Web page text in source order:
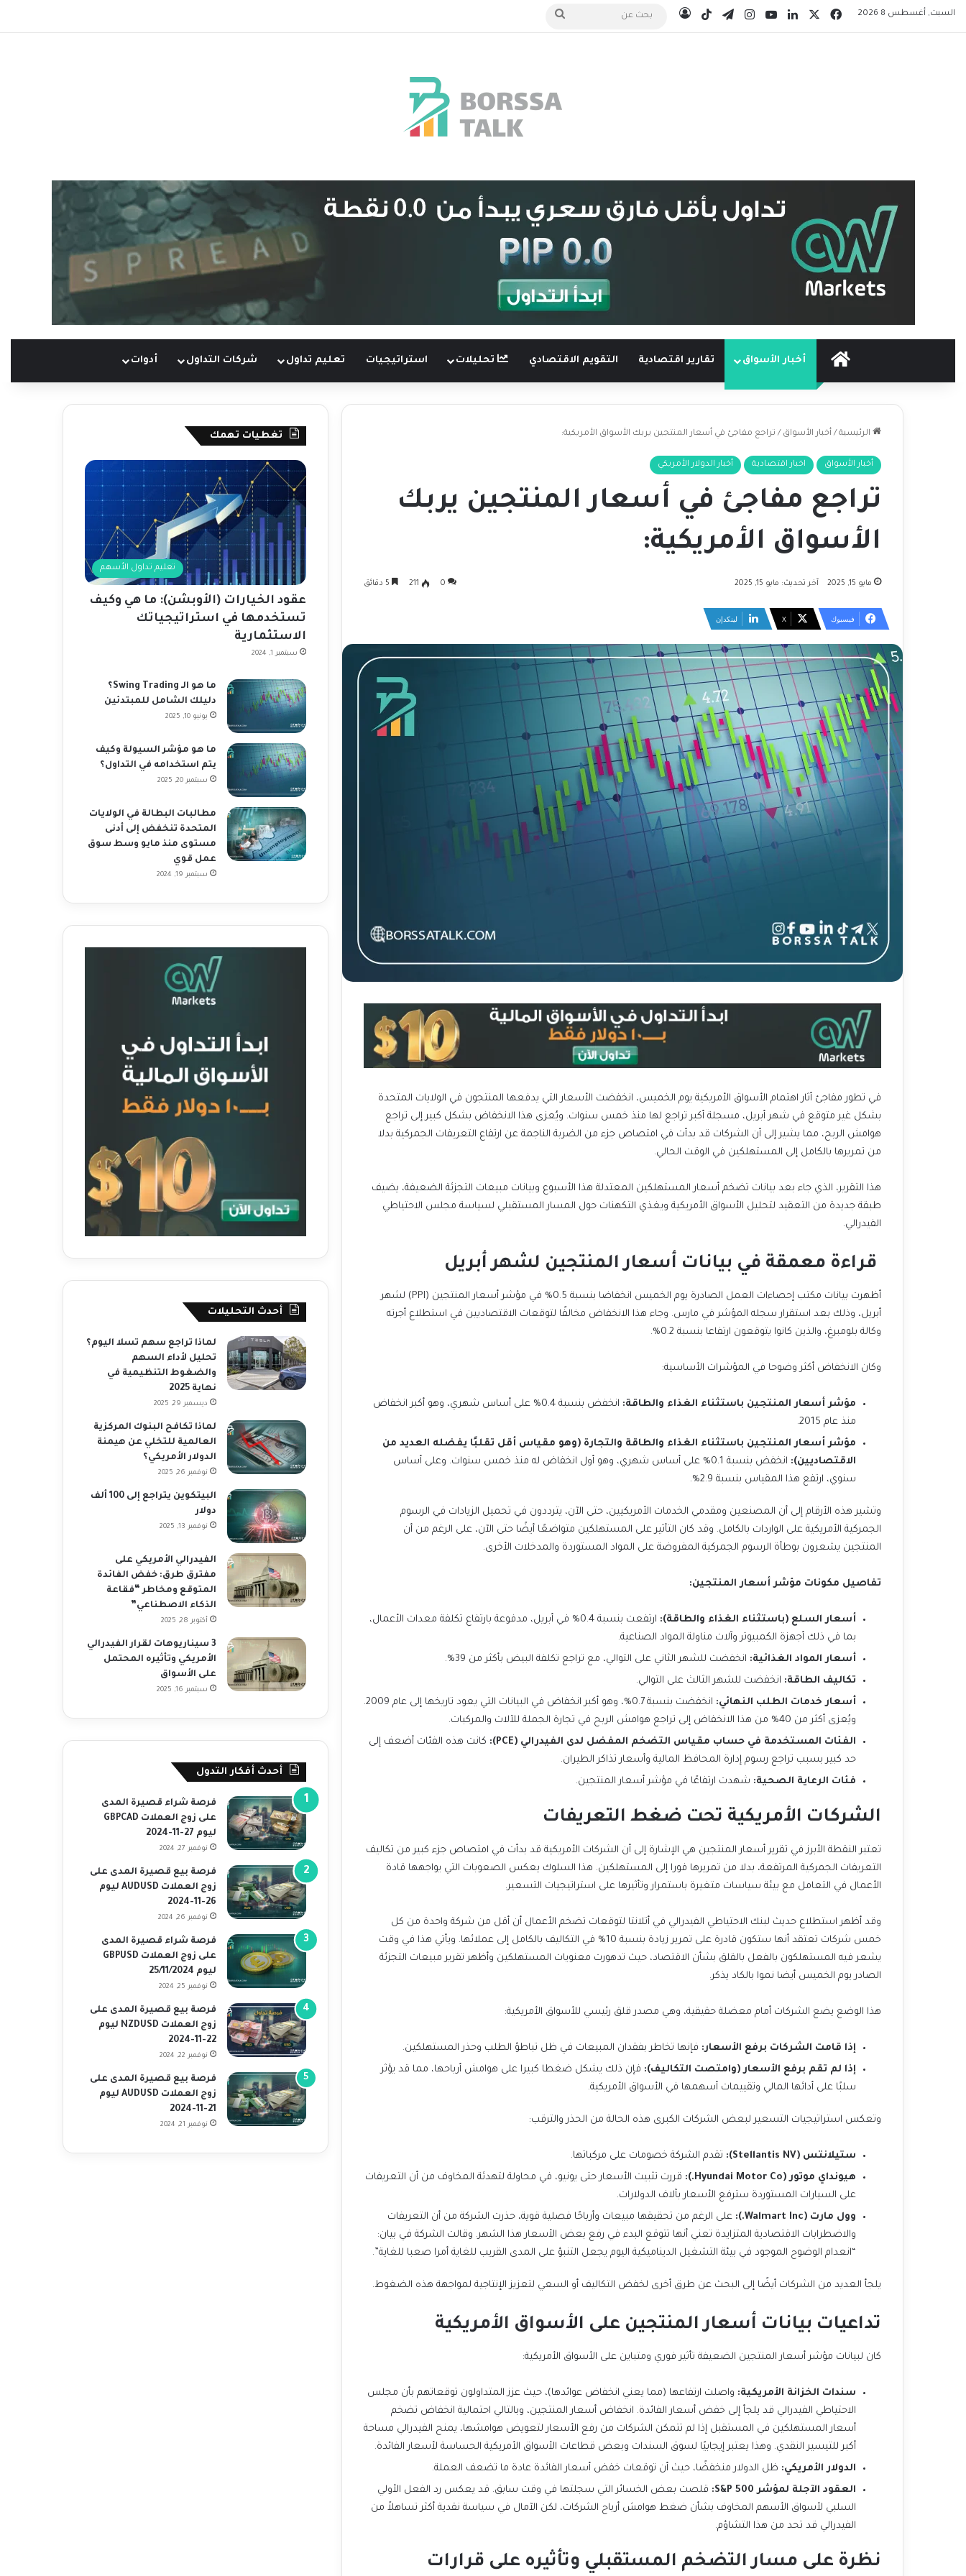
السبت, أغسطس 8 2026 فيسبوك لينكدإن‫YouTubeانستقرامتيلقرام‫TikTokتسجيل الدخول
الرئيسيةأخبار الأسواق تقارير اقتصادية التقويم الاقتصادي تحليلات استراتيجيات تعليم تداول شركات التداول أدوات
الرئيسية / أخبار الأسواق / تراجع مفاجئ في أسعار المنتجين يربك الأسواق الأمريكية:
أخبار الأسواق اخبار اقتصادية أخبار الدولار الأمريكي
تراجع مفاجئ في أسعار المنتجين يربك
الأسواق الأمريكية:
مايو 15, 2025 آخر تحديث: مايو 15, 2025 0
211
فيسبوك ‫X لينكدإن
في تطور مفاجئ أثار اهتمام الأسواق الأمريكية يوم الخميس، انخفضت الأسعار التي يدفعها المنتجون في الولايات المتحدة
بشكل غير متوقع في شهر أبريل، مسجلة أكبر تراجع لها منذ خمس سنوات. ويُعزى هذا الانخفاض بشكل كبير إلى تراجع
هوامش الربح، مما يشير إلى أن الشركات قد بدأت في امتصاص جزء من الضربة الناجمة عن ارتفاع التعريفات الجمركية بدلا
من تمريرها بالكامل إلى المستهلكين في الوقت الحالي.
هذا التقرير، الذي جاء بعد بيانات تضخم أسعار المستهلكين المعتدلة هذا الأسبوع وبيانات مبيعات التجزئة الضعيفة، يضيف
طبقة جديدة من التعقيد لتحليل الأسواق الأمريكية ويغذي التكهنات حول المسار المستقبلي لسياسة مجلس الاحتياطي
الفيدرالي.
قراءة معمقة في بيانات أسعار المنتجين لشهر أبريل
أظهرت بيانات مكتب إحصاءات العمل الصادرة يوم الخميس انخفاضا بنسبة 0.5% في مؤشر أسعار المنتجين (PPI) لشهر
أبريل، وذلك بعد استقرار سجله المؤشر في مارس. وجاء هذا الانخفاض مخالفًا لتوقعات الاقتصاديين في استطلاع أجرته
وكالة بلومبرغ، والذين كانوا يتوقعون ارتفاعا بنسبة 0.2%.
وكان الانخفاض أكثر وضوحا في المؤشرات الأساسية:
مؤشر أسعار المنتجين باستثناء الغذاء والطاقة:
انخفض بنسبة 0.4% على أساس شهري، وهو أكبر انخفاض
منذ عام 2015.
مؤشر أسعار المنتجين باستثناء الغذاء والطاقة والتجارة (وهو مقياس أقل تقلبًا يفضله العديد من
الاقتصاديين):
انخفض بنسبة 0.1% على أساس شهري، وهو أول انخفاض له منذ خمس سنوات. وعلى أساس
سنوي، ارتفع هذا المقياس بنسبة 2.9%.
وتشير هذه الأرقام إلى أن المصنعين ومقدمي الخدمات الأمريكيين، حتى الآن، يترددون في تحميل الزيادات في الرسوم
الجمركية الأمريكية على الواردات بالكامل. وقد كان التأثير على المستهلكين متواضعًا أيضًا حتى الآن، على الرغم من أن
المنتجين يشعرون بوطأة الرسوم الجمركية المفروضة على المواد المستوردة والمدخلات الأخرى.
تفاصيل مكونات مؤشر أسعار المنتجين:
أسعار السلع (باستثناء الغذاء والطاقة):
ارتفعت بنسبة 0.4% في أبريل، مدفوعة بارتفاع تكلفة معدات الأعمال،
بما في ذلك أجهزة الكمبيوتر وآلات مناولة المواد الصناعية.
أسعار المواد الغذائية: انخفضت للشهر الثاني على التوالي، مع تراجع تكلفة البيض بأكثر من 39%.
تكاليف الطاقة: انخفضت للشهر الثالث على التوالي.
أسعار خدمات الطلب النهائي:
انخفضت بنسبة 0.7%، وهو أكبر انخفاض في البيانات التي يعود تاريخها إلى عام 2009.
ويُعزى أكثر من 40% من هذا الانخفاض إلى تراجع هوامش الربح في تجارة الجملة للآلات والمركبات.
الفئات المستخدمة في حساب مقياس التضخم المفضل لدى الفيدرالي (PCE):
كانت هذه الفئات أضعف إلى
حد كبير بسبب تراجع رسوم إدارة المحافظ المالية وأسعار تذاكر الطيران.
فئات الرعاية الصحية: شهدت ارتفاعًا في مؤشر أسعار المنتجين.
الشركات الأمريكية تحت ضغط التعريفات
تعتبر النقطة الأبرز في تقرير أسعار المنتجين هي الإشارة إلى أن الشركات الأمريكية قد بدأت في امتصاص جزء كبير من تكاليف
التعريفات الجمركية المرتفعة، بدلا من تمريرها فورا إلى المستهلكين. هذا السلوك يعكس الصعوبات التي يواجهها قادة
الأعمال في التعامل مع بيئة سياسات متغيرة باستمرار وتأثيرها على استراتيجيات التسعير.
وقد أظهر استطلاع حديث لبنك الاحتياطي الفيدرالي في أتلانتا لتوقعات تضخم الأعمال أن أقل من شركة واحدة من كل
خمس شركات تعتقد أنها ستكون قادرة على تمرير زيادة بنسبة 10% في التكاليف بالكامل إلى عملائها. ويأتي هذا في وقت
يشعر فيه المستهلكون بالفعل بالقلق بشأن الاقتصاد، حيث تدهورت معنويات المستهلكين وأظهر تقرير مبيعات التجزئة
الصادر يوم الخميس أيضا نموا بالكاد يذكر.
هذا الوضع يضع الشركات أمام معضلة حقيقية، وهي مصدر قلق رئيسي للأسواق الأمريكية:
إذا قامت الشركات برفع الأسعار: فإنها تخاطر بفقدان المبيعات في ظل تباطؤ الطلب وحذر المستهلكين.
إذا لم تقم برفع الأسعار (وامتصت التكاليف): فإن ذلك يشكل ضغطا كبيرا على هوامش أرباحها، مما قد يؤثر
سلبًا على أدائها المالي وتقييمات أسهمها في الأسواق الأمريكية.
وتعكس استراتيجيات التسعير لبعض الشركات الكبرى هذه الحالة من الحذر والترقب:
ستيلانتس (Stellantis NV):
تقدم الشركة خصومات على مركباتها.
هيونداي موتور (Hyundai Motor Co.):
قررت تثبيت الأسعار حتى يونيو، في محاولة لتهدئة المخاوف من أن التعريفات
على السيارات المستوردة سترفع الأسعار بآلاف الدولارات.
وول مارت (Walmart Inc.):
على الرغم من تحقيقها مبيعات وأرباحًا فصلية قوية، حذرت الشركة من أن التعريفات
والاضطرابات الاقتصادية المتزايدة تعني أنها تتوقع البدء في رفع بعض الأسعار هذا الشهر. وقالت الشركة في بيان:
“انعدام الوضوح الموجود في بيئة التشغيل الديناميكية اليوم يجعل التنبؤ على المدى القريب للغاية أمرا صعبا للغاية”.
يلجأ العديد من الشركات أيضًا إلى البحث عن طرق أخرى لخفض التكاليف أو السعي لتعزيز الإنتاجية لمواجهة هذه الضغوط.
تداعيات بيانات أسعار المنتجين على الأسواق الأمريكية
كان لبيانات مؤشر أسعار المنتجين الضعيفة تأثير فوري ومتباين على الأسواق الأمريكية:
سندات الخزانة الأمريكية: واصلت ارتفاعها (مما يعني انخفاض عوائدها)، حيث عزز المتداولون توقعاتهم بأن مجلس
الاحتياطي الفيدرالي قد يلجأ إلى خفض أسعار الفائدة. انخفاض أسعار المنتجين، وبالتالي احتمالية انخفاض تضخم
أسعار المستهلكين في المستقبل إذا لم تتمكن الشركات من رفع الأسعار لتعويض هوامشها، يمنح الفيدرالي مساحة
أكبر للتيسير النقدي. وهذا يعتبر إيجابيًا لسوق السندات وبعض قطاعات الأسواق الأمريكية الحساسة لأسعار الفائدة.
الدولار الأمريكي: ظل الدولار منخفضًا، حيث أن توقعات خفض أسعار الفائدة عادة ما تضعف العملة.
العقود الآجلة لمؤشر S&P 500:
قلصت بعض الخسائر التي سجلتها في وقت سابق. قد يعكس رد الفعل الأولي
السلبي لأسواق الأسهم المخاوف بشأن ضغط هوامش أرباح الشركات، لكن الآمال في سياسة نقدية أكثر تساهلاً من
الفيدرالي قد تحد من هذا التشاؤم.
نظرة على مسار التضخم المستقبلي وتأثيره على قرارات
تغطيات تهمك
تعليم تداول الأسهم
عقود الخيارات (الأوبشن): ما هي وكيف
تستخدمها في استراتيجياتك
الاستثمارية
سبتمبر 1, 2024
ما هو الـ Swing Trading؟
دليلك الشامل للمبتدئين
يونيو 10, 2025
ما هو مؤشر السيولة وكيف
يتم استخدامه في التداول؟
سبتمبر 20, 2025
مطالبات البطالة في الولايات
المتحدة تنخفض إلى أدنى
مستوى منذ مايو وسط سوق
عمل قوي
سبتمبر 19, 2024
أحدث التحليلات
لماذا تراجع سهم تسلا اليوم؟
تحليل لأداء السهم
والضغوط التنظيمية في
نهاية 2025
ديسمبر 29, 2025
لماذا تكافح البنوك المركزية
العالمية للتخلي عن هيمنة
الدولار الأمريكي؟
نوفمبر 26, 2025
البيتكوين يتراجع إلى 100 ألف
دولار
نوفمبر 13, 2025
الفيدرالي الأمريكي على
مفترق طرق: خفض الفائدة
المتوقع ومخاطر “فقاعة
الذكاء الاصطناعي”
أكتوبر 28, 2025
3 سيناريوهات لقرار الفيدرالي
الأمريكي وتأثيره المحتمل
على الأسواق
سبتمبر 16, 2025
أحدث أفكار التدول
فرصة شراء قصيرة المدى
على زوج العملات GBPCAD
ليوم 27-11-2024
نوفمبر 27, 2024
فرصة بيع قصيرة المدى على
زوج العملات AUDUSD ليوم
26-11-2024
نوفمبر 26, 2024
فرصة شراء قصيرة المدى
على زوج العملات GBPUSD
ليوم 25/11/2024
نوفمبر 25, 2024
فرصة بيع قصيرة المدى على
زوج العملات NZDUSD ليوم
22-11-2024
نوفمبر 22, 2024
فرصة بيع قصيرة المدى على
زوج العملات AUDUSD ليوم
21-11-2024
نوفمبر 21, 2024